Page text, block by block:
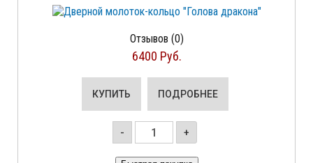
Отзывов (0)
6400 Руб.
КУПИТЬ ПОДРОБНЕЕ
- +